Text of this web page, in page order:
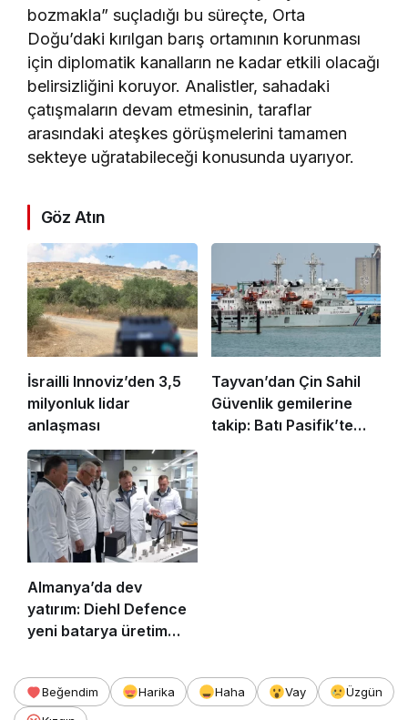
bozmakla” suçladığı bu süreçte, Orta
Doğu’daki kırılgan barış ortamının korunması
için diplomatik kanalların ne kadar etkili olacağı
belirsizliğini koruyor. Analistler, sahadaki
çatışmaların devam etmesinin, taraflar
arasındaki ateşkes görüşmelerini tamamen
sekteye uğratabileceği konusunda uyarıyor.
Göz Atın
İsrailli Innoviz’den 3,5
milyonluk lidar
anlaşması
Tayvan’dan Çin Sahil
Güvenlik gemilerine
takip: Batı Pasifik’te
Almanya’da dev
yatırım: Diehl Defence
yeni batarya üretim
Beğendim Harika Haha Vay
Üzgün